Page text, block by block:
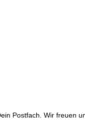
Postfach. Wir freuen